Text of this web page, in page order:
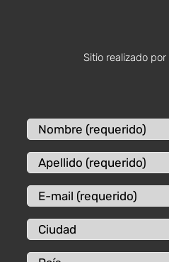
Sitio realizado por